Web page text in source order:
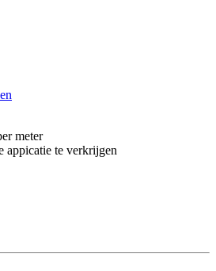
meter
appicatie te verkrijgen